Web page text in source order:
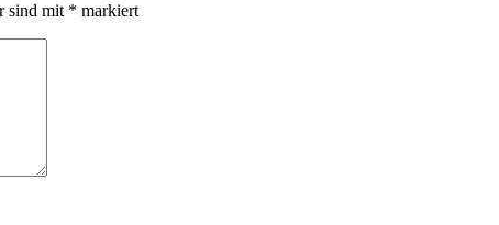
sind mit * markiert